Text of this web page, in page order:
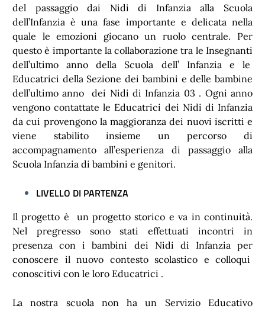
del passaggio dai Nidi di Infanzia alla Scuola
dell’Infanzia è una fase importante e delicata nella
quale le emozioni giocano un ruolo centrale. Per
questo è importante la collaborazione tra le Insegnanti
dell’ultimo anno della Scuola dell’ Infanzia e le
Educatrici della Sezione dei bambini e delle bambine
dell’ultimo anno dei Nidi di Infanzia 03 . Ogni anno
vengono contattate le Educatrici dei Nidi di Infanzia
da cui provengono la maggioranza dei nuovi iscritti e
viene stabilito insieme un percorso di
accompagnamento all’esperienza di passaggio alla
Scuola Infanzia di bambini e genitori.
LIVELLO DI PARTENZA
Il progetto è un progetto storico e va in continuità.
Nel pregresso sono stati effettuati incontri in
presenza con i bambini dei Nidi di Infanzia per
conoscere il nuovo contesto scolastico e colloqui
conoscitivi con le loro Educatrici .
La nostra scuola non ha un Servizio Educativo